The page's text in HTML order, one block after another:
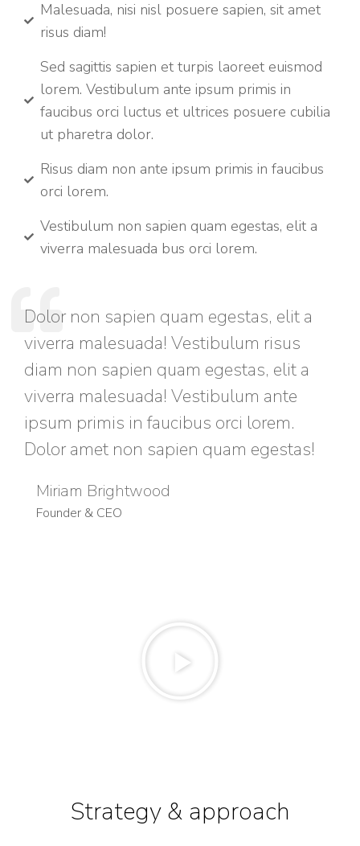
Malesuada, nisi nisl posuere sapien, sit amet
risus diam!
Sed sagittis sapien et turpis laoreet euismod
lorem. Vestibulum ante ipsum primis in
faucibus orci luctus et ultrices posuere cubilia
ut pharetra dolor.
Risus diam non ante ipsum primis in faucibus
orci lorem.
Vestibulum non sapien quam egestas, elit a
viverra malesuada bus orci lorem.
Dolor non sapien quam egestas, elit a
viverra malesuada! Vestibulum risus
diam non sapien quam egestas, elit a
viverra malesuada! Vestibulum ante
ipsum primis in faucibus orci lorem.
Dolor amet non sapien quam egestas!
Miriam Brightwood
Founder & CEO
Strategy & approach